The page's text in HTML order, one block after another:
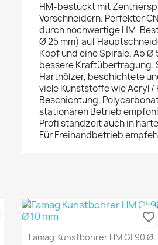
HM-bestückt mit
Vorschneidern. Perfekter
durch hochwertige HM-
Ø 25 mm) auf
Kopf und eine Spirale. Ab
bessere Kraftübertragung.
Harthölzer, beschichtete
viele Kunststoffe wie Acryl /
Beschichtung,
stationären Betrieb
Profi standzeit auch in
Für Freihandbetrieb
Quick view
Famag Kunstbohrer HM GL90
favorite_border